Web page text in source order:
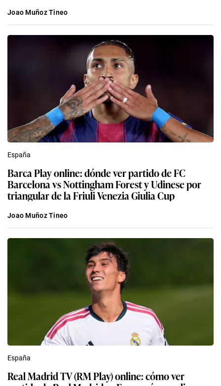
Joao Muñoz Tineo
España
Barca Play online: dónde ver partido de FC
Barcelona vs Nottingham Forest y Udinese por
triangular de la Friuli Venezia Giulia Cup
Joao Muñoz Tineo
España
Real Madrid TV (RM Play) online: cómo ver